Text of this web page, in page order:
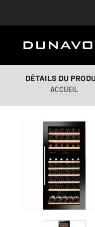
DÉTAILS DU
ACCUEIL